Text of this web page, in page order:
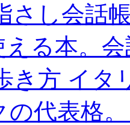
さし会話
る本。
き方 イタ
の代表格